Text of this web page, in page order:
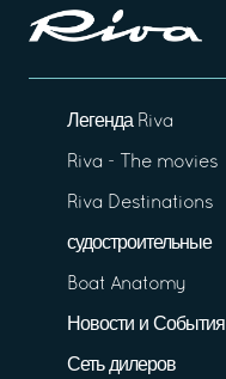
Легенда Riva
Riva - The movies
Riva Destinations
судостроительные
Boat Anatomy
Новости и События
Сеть дилеров